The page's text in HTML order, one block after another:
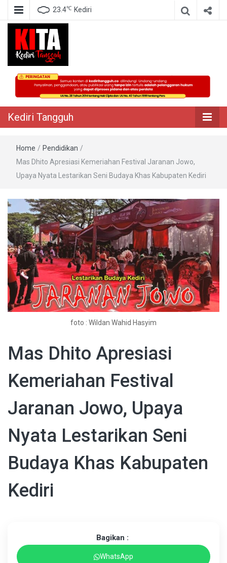
23.4℃ Kediri
Kediri Tangguh
Berita Akurat Terpercaya
Kediri Tangguh
Home / Pendidikan /
Mas Dhito Apresiasi Kemeriahan Festival Jaranan Jowo,
Upaya Nyata Lestarikan Seni Budaya Khas Kabupaten Kediri
foto : Wildan Wahid Hasyim
Mas Dhito Apresiasi
Kemeriahan Festival
Jaranan Jowo, Upaya
Nyata Lestarikan Seni
Budaya Khas Kabupaten
Kediri
Bagikan :
WhatsApp